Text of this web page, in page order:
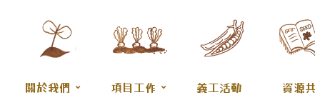
關於我們 項目工作 義工活動 資源